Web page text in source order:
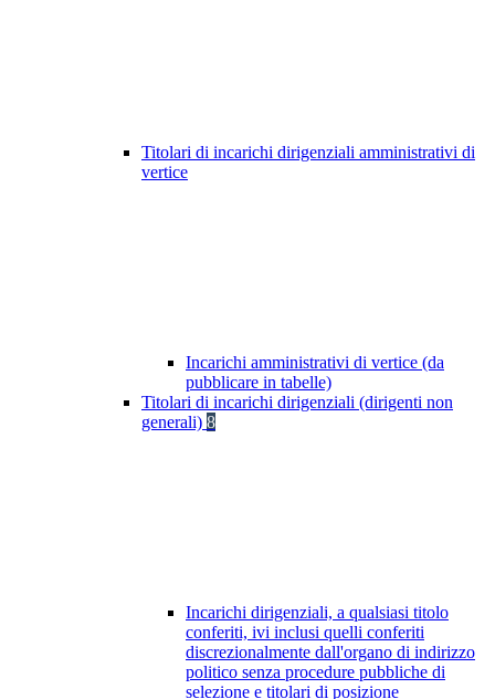
Titolari di incarichi dirigenziali amministrativi di
vertice
Incarichi amministrativi di vertice (da
pubblicare in tabelle)
Titolari di incarichi dirigenziali (dirigenti non
generali) 8
Incarichi dirigenziali, a qualsiasi titolo
conferiti, ivi inclusi quelli conferiti
discrezionalmente dall'organo di indirizzo
politico senza procedure pubbliche di
selezione e titolari di posizione